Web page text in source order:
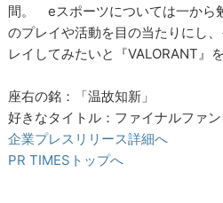
間。 eスポーツについては一から
のプレイや活動を目の当たりにし
レイしてみたいと『VALORANT』
座右の銘：「温故知新」
好きなタイトル：ファイナルファ
企業プレスリリース詳細へ
PR TIMESトップへ